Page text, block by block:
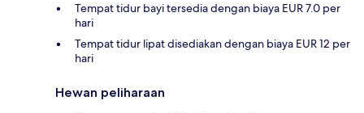
Tempat tidur bayi tersedia dengan biaya EUR 7.0 per
hari
Tempat tidur lipat disediakan dengan biaya EUR 12 per
hari
Hewan peliharaan